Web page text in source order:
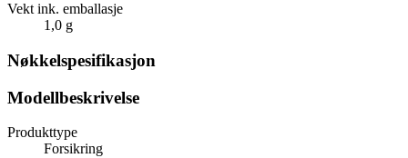
Vekt ink. emballasje
1,0 g
Nøkkelspesifikasjon
Modellbeskrivelse
Produkttype
Forsikring